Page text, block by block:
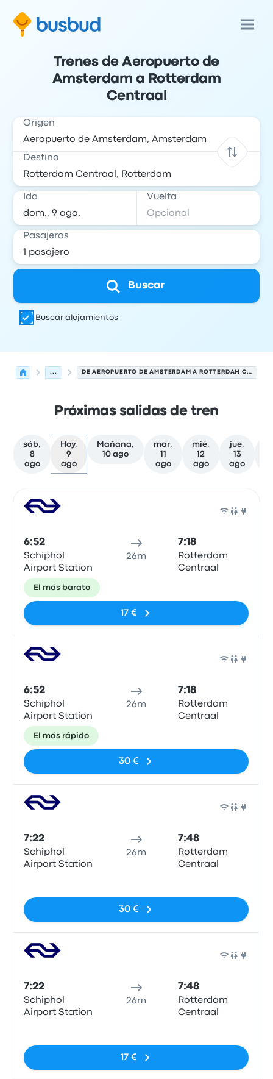
Trenes de Aeropuerto de
Amsterdam a Rotterdam
Centraal
Origen
Destino
Ida Vuelta
Pasajeros
Buscar
Buscar alojamientos
... DE AEROPUERTO DE AMSTERDAM A ROTTERDAM CENTRAAL
Próximas salidas de tren
sáb,
8
ago
Hoy,
9
ago
Mañana,
10 ago
mar,
11
ago
mié,
12
ago
jue,
13
ago
6:52
Schiphol
Airport Station
26m
7:18
Rotterdam
Centraal
El más barato
17 €
6:52
Schiphol
Airport Station
26m
7:18
Rotterdam
Centraal
El más rápido
30 €
7:22
Schiphol
Airport Station
26m
7:48
Rotterdam
Centraal
30 €
7:22
Schiphol
Airport Station
26m
7:48
Rotterdam
Centraal
17 €